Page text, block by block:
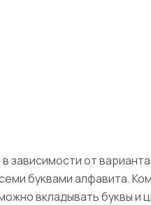
от
буквами алфавита.
вкладывать буквы и